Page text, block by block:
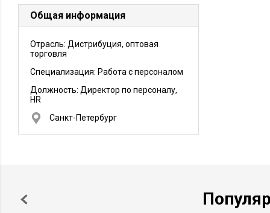
Общая информация
Отрасль: Дистрибуция, оптовая
торговля
Специализация: Работа с персоналом
Должность: Директор по персоналу,
HR
Санкт-Петербург